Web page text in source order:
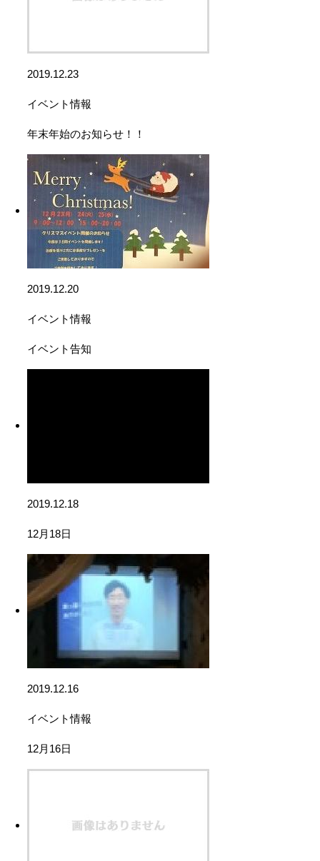
2019.12.23
イベント情報
年末年始のお知らせ！！
2019.12.20
イベント情報
イベント告知
2019.12.18
12月18日
2019.12.16
イベント情報
12月16日